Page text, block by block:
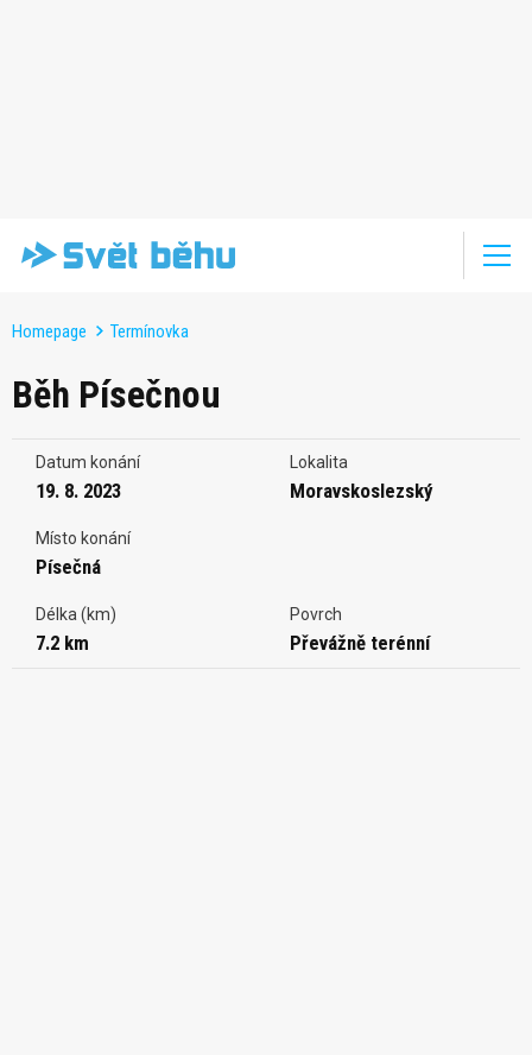
Homepage Termínovka
Běh Písečnou
Datum konání
19. 8. 2023
Lokalita
Moravskoslezský
Místo konání
Písečná
Délka (km)
7.2 km
Povrch
Převážně terénní